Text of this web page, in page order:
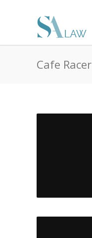
Cafe Racer